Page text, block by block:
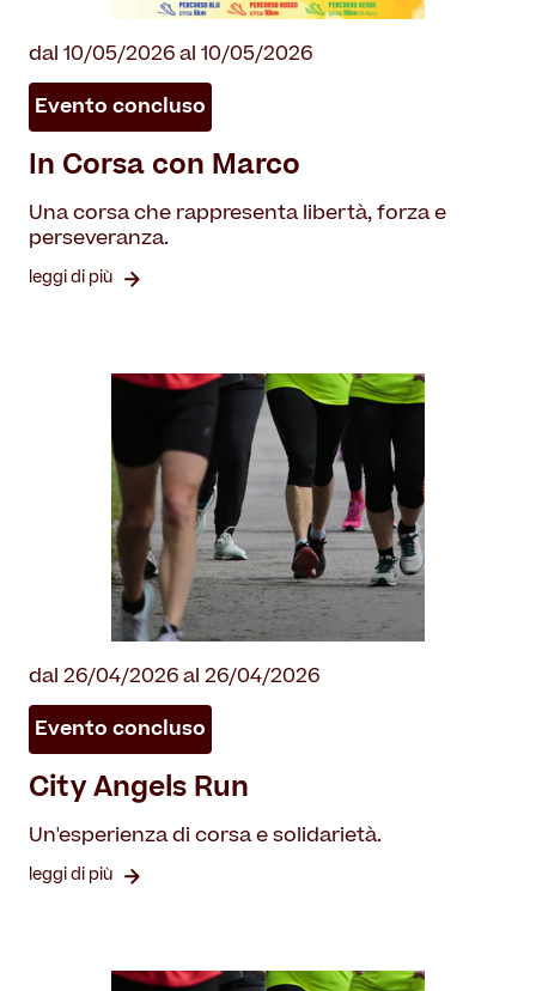
dal 10/05/2026 al 10/05/2026
Evento concluso
In Corsa con Marco
Una corsa che rappresenta libertà, forza e
perseveranza.
leggi di più
dal 26/04/2026 al 26/04/2026
Evento concluso
City Angels Run
Un'esperienza di corsa e solidarietà.
leggi di più